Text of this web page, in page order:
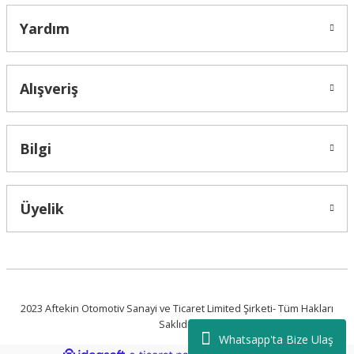
Whatsapp'ta Bize Ulaş
Yardım
Alışveriş
Bilgi
Üyelik
2023 Aftekin Otomotiv Sanayi ve Ticaret Limited Şirketi- Tüm Hakları
Saklıdır.